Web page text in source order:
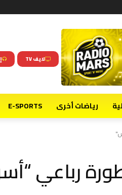
لايف TV
رياضات أخرى E-SPORTS
رباعي